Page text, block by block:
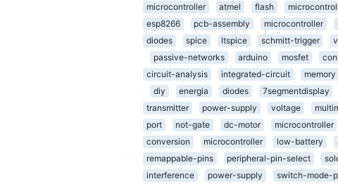
microcontroller
atmel flash
esp8266
pcb-assembly microcontroller
diodes
spice ltspice schmitt-trigger
passive-networks
arduino mosfet
circuit-analysis
integrated-circuit memory
diy
energia diodes 7segmentdisplay
transmitter
power-supply voltage
port
not-gate dc-motor microcontroller
conversion
microcontroller low-battery
remappable-pins
peripheral-pin-select
interference
power-supply switch-mode-